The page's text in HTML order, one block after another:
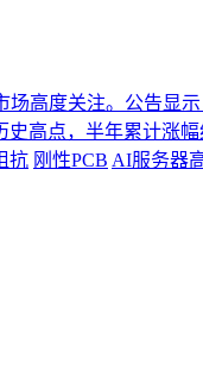
场高度关注。公告显
高点，半年累计涨幅
抗 刚性PCB AI服务器